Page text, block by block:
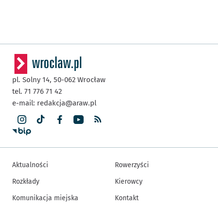
pl. Solny 14, 50-062 Wrocław
tel. 71 776 71 42
e-mail: redakcja@araw.pl
Aktualności
Rozkłady
Komunikacja miejska
Rowerzyści
Kierowcy
Kontakt